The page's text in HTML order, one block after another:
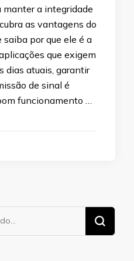
manter a integridade
as vantagens do
por que ele é a
que exigem
dias atuais, garantir
de sinal é
funcionamento …